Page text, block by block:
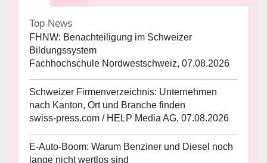
Top News
FHNW: Benachteiligung im Schweizer
Bildungssystem
Fachhochschule Nordwestschweiz, 07.08.2026
Schweizer Firmenverzeichnis: Unternehmen
nach Kanton, Ort und Branche finden
swiss-press.com / HELP Media AG, 07.08.2026
E-Auto-Boom: Warum Benziner und Diesel noch
lange nicht wertlos sind